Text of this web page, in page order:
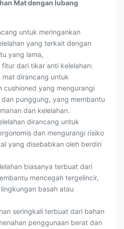
Mat dengan lubang
untuk meringankan
yang terkait dengan
yang lama,
dari tikar anti kelelahan:
mat dirancang untuk
cushioned yang mengurangi
punggung, yang membantu
dan kelelahan.
dirancang untuk
dan mengurangi risiko
yang disebabkan oleh berdiri
biasanya terbuat dari
mencegah tergelincir,
basah atau
seringkali terbuat dari bahan
penggunaan berat dan